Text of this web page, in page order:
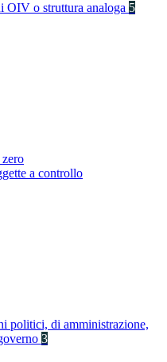
OIV o struttura analoga 5
a controllo
politici, di amministrazione,
3